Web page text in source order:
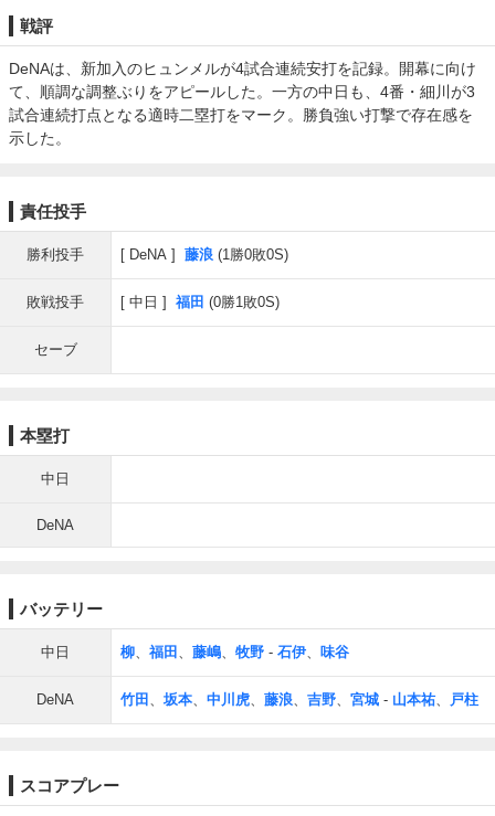
戦評
DeNAは、新加入のヒュンメルが4試合連続安打を記録。開幕に向け
て、順調な調整ぶりをアピールした。一方の中日も、4番・細川が3
試合連続打点となる適時二塁打をマーク。勝負強い打撃で存在感を
示した。
責任投手
勝利投手 DeNA 藤浪 (1勝0敗0S)
敗戦投手 中日 福田 (0勝1敗0S)
セーブ
本塁打
中日
DeNA
バッテリー
中日 柳、 福田 、 藤嶋、 牧野 - 石伊、 味谷
DeNA 竹田 、 坂本、 中川虎、 藤浪、 吉野、 宮城 - 山本祐、 戸柱
スコアプレー